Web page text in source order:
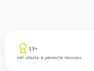
13+
лет опыта в ремонте техники